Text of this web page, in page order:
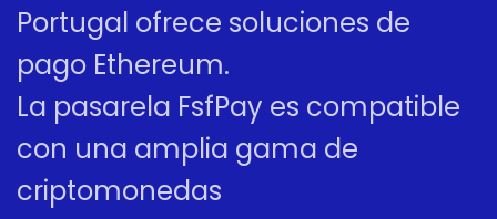
Portugal ofrece soluciones de
pago Ethereum.
La pasarela FsfPay es compatible
con una amplia gama de
criptomonedas